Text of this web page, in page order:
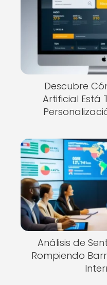
Descubre
Artificial Está
Análisis de
Rompiendo